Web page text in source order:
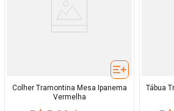
Colher Tramontina Mesa Ipanema
Vermelha
Tábua